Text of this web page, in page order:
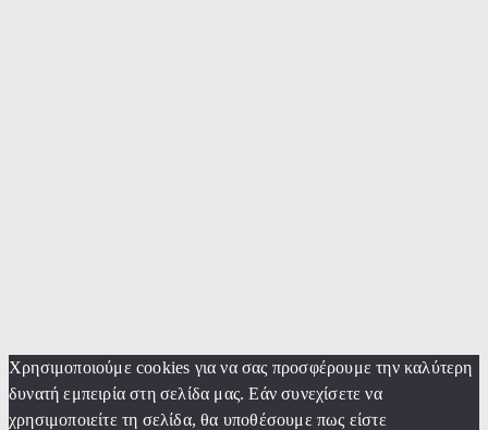
Χρησιμοποιούμε cookies για να σας προσφέρουμε την καλύτερη
δυνατή εμπειρία στη σελίδα μας. Εάν συνεχίσετε να
χρησιμοποιείτε τη σελίδα, θα υποθέσουμε πως είστε